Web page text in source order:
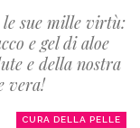
le sue mille virtù:
e gel di aloe
e della nostra
vera!
CURA DELLA PELLE